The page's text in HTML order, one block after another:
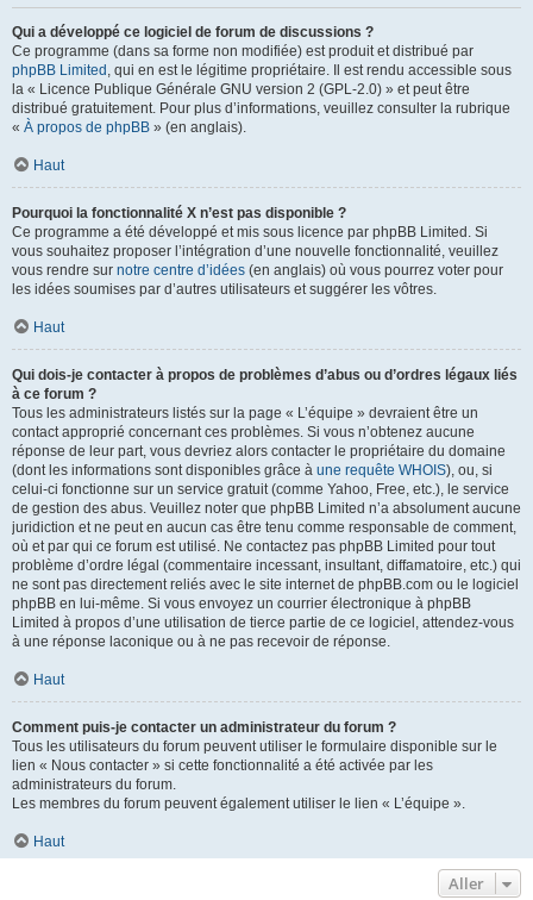
Qui a développé ce logiciel de forum de discussions ?
Ce programme (dans sa forme non modifiée) est produit et distribué par
phpBB Limited , qui en est le légitime propriétaire. Il est rendu accessible sous
la « Licence Publique Générale GNU version 2 (GPL-2.0) » et peut être
distribué gratuitement. Pour plus d’informations, veuillez consulter la rubrique
« À propos de phpBB » (en anglais).
Haut
Pourquoi la fonctionnalité X n’est pas disponible ?
Ce programme a été développé et mis sous licence par phpBB Limited. Si
vous souhaitez proposer l’intégration d’une nouvelle fonctionnalité, veuillez
vous rendre sur notre centre d’idées (en anglais) où vous pourrez voter pour
les idées soumises par d’autres utilisateurs et suggérer les vôtres.
Haut
Qui dois-je contacter à propos de problèmes d’abus ou d’ordres légaux liés
à ce forum ?
Tous les administrateurs listés sur la page « L’équipe » devraient être un
contact approprié concernant ces problèmes. Si vous n’obtenez aucune
réponse de leur part, vous devriez alors contacter le propriétaire du domaine
(dont les informations sont disponibles grâce à une requête WHOIS), ou, si
celui-ci fonctionne sur un service gratuit (comme Yahoo, Free, etc.), le service
de gestion des abus. Veuillez noter que phpBB Limited n’a absolument aucune
juridiction et ne peut en aucun cas être tenu comme responsable de comment,
où et par qui ce forum est utilisé. Ne contactez pas phpBB Limited pour tout
problème d’ordre légal (commentaire incessant, insultant, diffamatoire, etc.) qui
ne sont pas directement reliés avec le site internet de phpBB.com ou le logiciel
phpBB en lui-même. Si vous envoyez un courrier électronique à phpBB
Limited à propos d’une utilisation de tierce partie de ce logiciel, attendez-vous
à une réponse laconique ou à ne pas recevoir de réponse.
Haut
Comment puis-je contacter un administrateur du forum ?
Tous les utilisateurs du forum peuvent utiliser le formulaire disponible sur le
lien « Nous contacter » si cette fonctionnalité a été activée par les
administrateurs du forum.
Les membres du forum peuvent également utiliser le lien « L’équipe ».
Haut
Aller